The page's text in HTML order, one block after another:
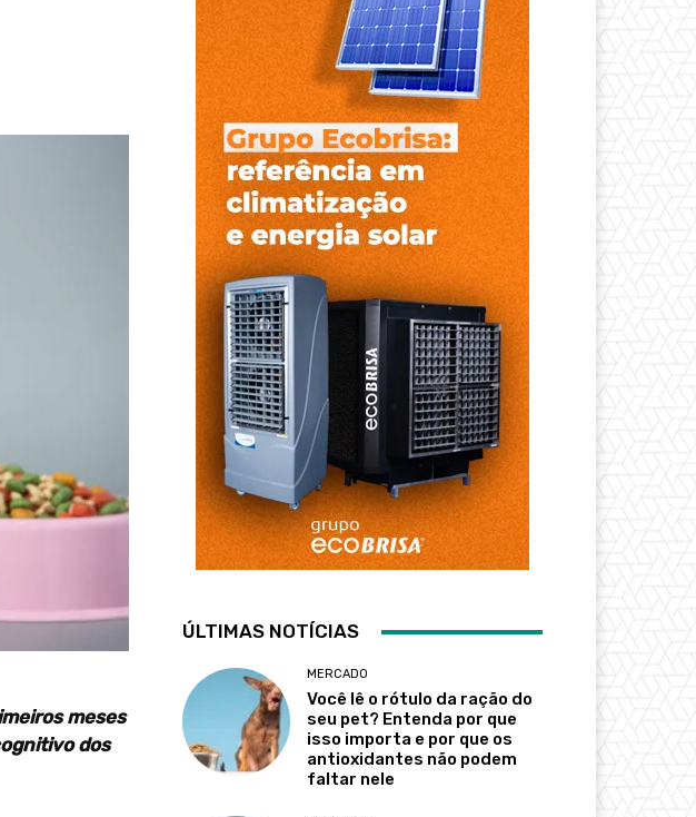
meses
dos
ÚLTIMAS NOTÍCIAS
MERCADO
Você lê o rótulo da ração do
seu pet? Entenda por que
isso importa e por que os
antioxidantes não podem
faltar nele